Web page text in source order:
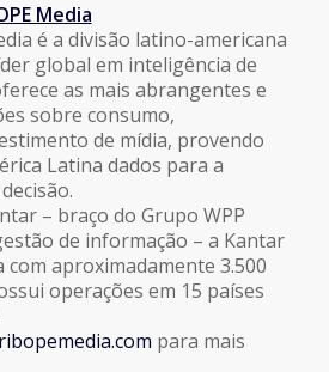
Media
é a divisão latino-americana
global em inteligência de
as mais abrangentes e
sobre consumo,
de mídia, provendo
Latina dados para a
– braço do Grupo WPP
de informação – a Kantar
com aproximadamente 3.500
operações em 15 países
para mais